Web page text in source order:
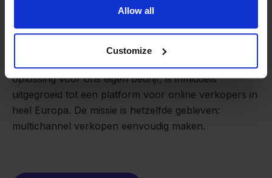
Allow all
Customize
We groeien gecontroleerd, zonder
investeerders of externe druk.
- Sander, Founder
Van retailer naar
softwarebouwer
oplossing voor ons eigen bedrijf, is inmiddels
uitgegroeid tot een platform voor online verkopers in
heel Europa. De missie is hetzelfde gebleven:
multichannel verkopen eenvoudig maken.